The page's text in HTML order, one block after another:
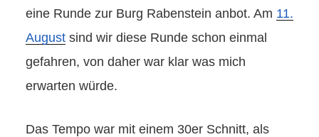
eine Runde zur Burg Rabenstein anbot. Am 11.
August sind wir diese Runde schon einmal
gefahren, von daher war klar was mich
erwarten würde.
Das Tempo war mit einem 30er Schnitt, als